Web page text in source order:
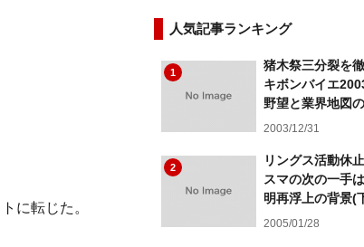
に転じた。
人気記事ランキング
1
猪木祭三分裂を
キボンバイエ
野望と業界地図の
2003/12/31
2
リングス活動休
スマの次の一手
明再浮上の背景(
2005/01/28